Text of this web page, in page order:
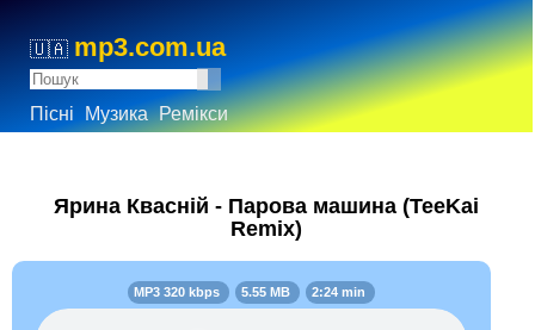
🇺🇦 mp3.com.ua
Пісні Музика Ремікси
Ярина Квасній - Парова машина (TeeKai
Remix)
MP3 320 kbps 5.55 MB 2:24 min